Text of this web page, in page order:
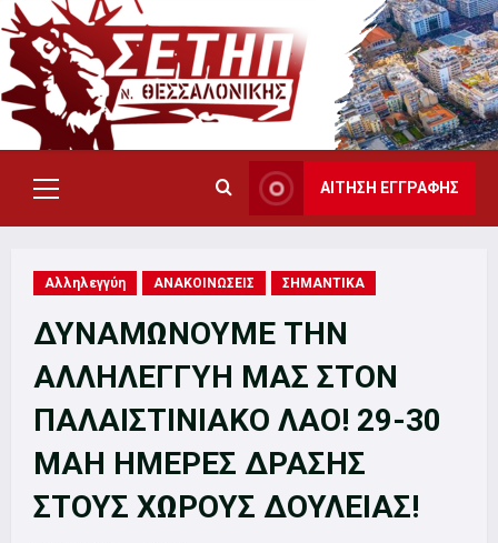
Skip
to
content
Primary
Menu
ΑΙΤΗΣΗ ΕΓΓΡΑΦΗΣ
Αλληλεγγύη ΑΝΑΚΟΙΝΩΣΕΙΣ ΣΗΜΑΝΤΙΚΑ
ΔΥΝΑΜΩΝΟΥΜΕ ΤΗΝ
ΑΛΛΗΛΕΓΓΥΗ ΜΑΣ ΣΤΟΝ
ΠΑΛΑΙΣΤΙΝΙΑΚΟ ΛΑΟ! 29-30
ΜΑΗ ΗΜΕΡΕΣ ΔΡΑΣΗΣ
ΣΤΟΥΣ ΧΩΡΟΥΣ ΔΟΥΛΕΙΑΣ!